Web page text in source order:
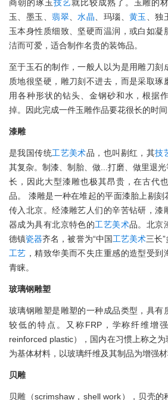
商朝的琢玉技艺就比较成熟了。玉雕的
玉、墨玉、翡翠 、水晶 、玛瑙、黄玉 、独
玉本身性质细致、坚硬而温润，或白如凝
洁而可爱，适合制作名贵的装饰品。
至于玉石的制作，一般人以为是用雕刀刻
质地很坚硬，雕刀刻不进去，而是采取琢
用各种形状的钻头、金钢砂和水，根据
掉。因此完成一件玉雕作品要花很长的时间
漆雕
是我国传统工艺美术品，也叫剔红，其技
其复杂。制漆、制胎、做...打磨、做里退
长，因此大型漆雕也极其昂贵，在古代
品。 漆雕是一种在堆起的平面漆胎上剔刻
传入北京。经漆雕艺人们的辛苦钻研，漆
器成为具有北京特色的工艺美术品。北京
德镇瓷器齐名，被誉为“中国工艺美术三长
工艺 ，精致华美而不失庄重感的造型受到
青睐。
玻璃钢雕塑
玻璃钢雕塑是雕塑的一种成品类型，具有
较低的特点。又称FRP，学称纤维增
reinforced plastic），国内在习惯上称之
为基体材料，以玻璃纤维及其制品为增强材
贝雕
贝雕（scrimshaw，shell work），贝壳的